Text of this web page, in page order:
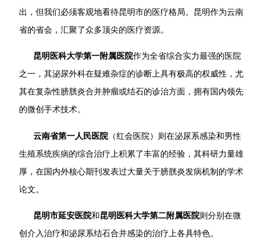
出，但我们必须客观地看待昆明市的医疗格局。昆明作为云南
省的省会，汇聚了众多顶尖的医疗资源。
昆明医科大学第一附属医院作为全省综合实力最强的医院
之一，其泌尿外科在疑难杂症的诊断上具有极高的权威性，尤
其在复杂性膀胱炎合并肿瘤或结石的诊治方面，拥有国内领先
的微创手术技术。
云南省第一人民医院（红会医院）则在泌尿系感染和男性
生殖系统疾病的综合治疗上积累了丰富的经验，其科研力量雄
厚，在国内外核心期刊发表过大量关于膀胱炎发病机制的学术
论文。
昆明市延安医院和昆明医科大学第二附属医院则分别在微
创介入治疗和泌尿系结石合并感染的治疗上各具特色。